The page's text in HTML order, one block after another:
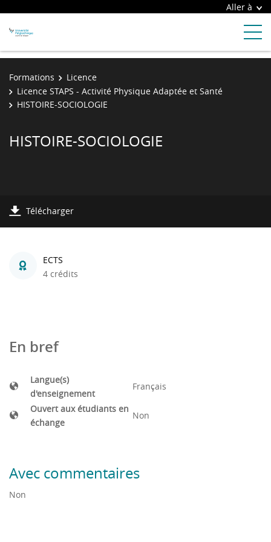
Aller à
Formations
Licence
Licence STAPS - Activité Physique Adaptée et Santé
HISTOIRE-SOCIOLOGIE
HISTOIRE-SOCIOLOGIE
Télécharger
ECTS
4 crédits
En bref
Langue(s)
d'enseignement
Français
Ouvert aux étudiants en
échange
Non
Avec commentaires
Non